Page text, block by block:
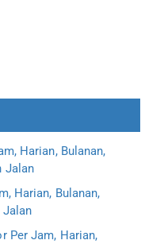
Harian, Bulanan,
Jalan
Harian, Bulanan,
Jalan
Per Jam, Harian,